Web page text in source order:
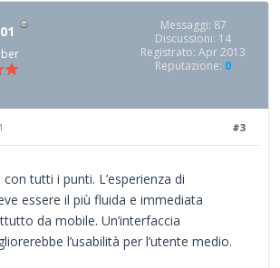
Messaggi: 87
Discussioni: 14
Registrato: Apr 2013
Reputazione: 0
#3
tutti i punti. L’esperienza di
essere il più fluida e immediata
da mobile. Un’interfaccia
l’usabilità per l’utente medio.